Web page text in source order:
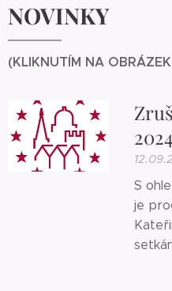
NOVINKY
(KLIKNUTÍM NA
2024
S
je